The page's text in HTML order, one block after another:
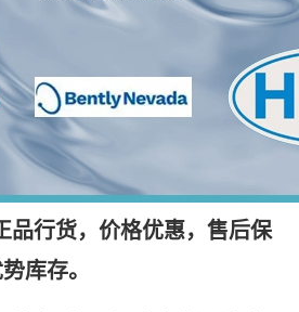
品行货，价格优惠，售后保
库存。